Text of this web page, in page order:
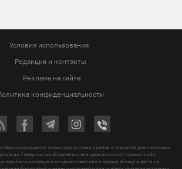
Условия использования
Редакция и контакты
Реклама на сайте
конфиденциальности
разрешается только при условии прямой и открытой для поисковых
Гиперссылка обязательна вне зависимости от полного либо
быть размещена в подзаголовке или в первом абзаце и вести на